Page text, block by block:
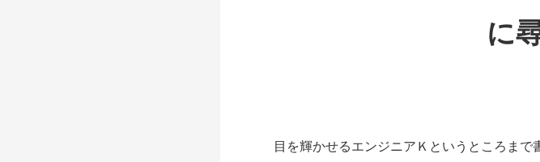
に
目を輝かせるエンジニアＫというところまで